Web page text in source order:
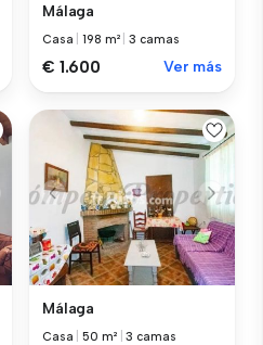
Málaga
Casa |198 m² |3 camas
€ 1.600 Ver más
Málaga
Casa |50 m² |3 camas